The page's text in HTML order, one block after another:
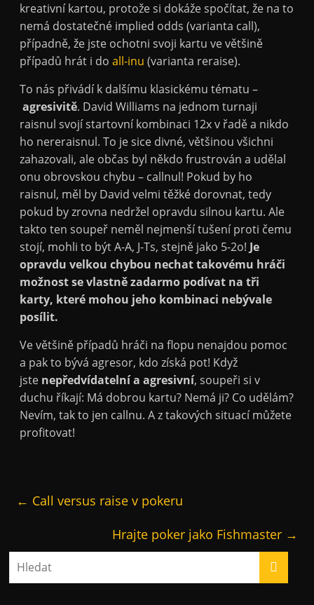
kreativní kartou, protože si dokáže spočítat, že na to
nemá dostatečné implied odds (varianta call),
případně, že jste ochotni svoji kartu ve většině
případů hrát i doall-inu (varianta reraise).
To nás přivádí k dalšímu klasickému tématu –
agresivitě. David Williams na jednom turnaji
raisnul svojí startovní kombinaci 12x v řadě a nikdo
ho nereraisnul. To je sice divné, většinou všichni
zahazovali, ale občas byl někdo frustrován a udělal
onu obrovskou chybu – callnul! Pokud by ho
raisnul, měl by David velmi těžké dorovnat, tedy
pokud by zrovna nedržel opravdu silnou kartu. Ale
takto ten soupeř neměl nejmenší tušení proti čemu
stojí, mohli to být A-A, J-Ts, stejně jako 5-2o! Je
opravdu velkou chybou nechat takovému hráči
možnost se vlastně zadarmo podívat na tři
karty, které mohou jeho kombinaci nebývale
posílit.
Ve většině případů hráči na flopu nenajdou pomoc
a pak to bývá agresor, kdo získá pot! Když
jste nepředvídatelní a agresivní, soupeři si v
duchu říkají: Má dobrou kartu? Nemá ji? Co udělám?
Nevím, tak to jen callnu. A z takových situací můžete
profitovat!
← Call versus raise v pokeru
Hrajte poker jako Fishmaster →